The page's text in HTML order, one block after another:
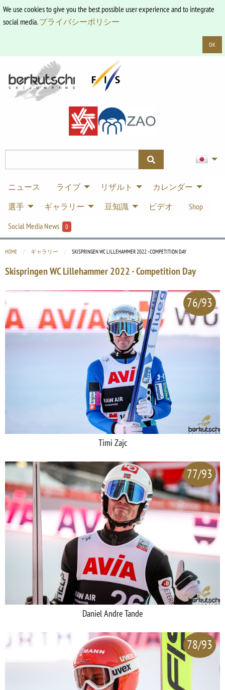
We use cookies to give you the best possible user experience and to integrate
social media.プライバシーポリシー
OK
ニュース ライブ リザルト
カレンダー
選手
ギャラリー 豆知識 ビデオ
Shop
Social Media News
0
HOME ギャラリー CURRENT:
SKISPRINGEN WC LILLEHAMMER 2022 - COMPETITION DAY
Skispringen WC Lillehammer 2022 - Competition Day
76/93
Timi Zajc
77/93
Daniel Andre Tande
78/93